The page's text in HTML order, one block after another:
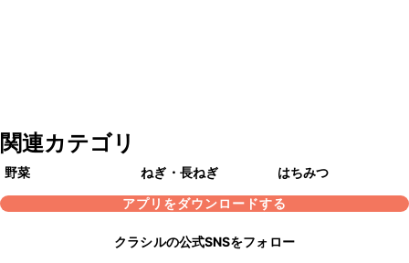
関連カテゴリ
野菜 ねぎ・長ねぎ
はちみつ
アプリをダウンロードする
クラシルの公式SNSをフォロー